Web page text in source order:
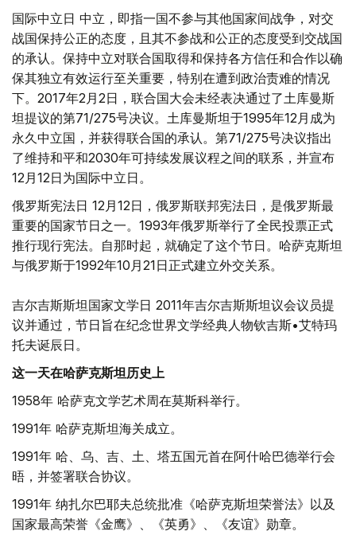
国际中立日 中立，即指一国不参与其他国家间战争，对交
战国保持公正的态度，且其不参战和公正的态度受到交战国
的承认。保持中立对联合国取得和保持各方信任和合作以确
保其独立有效运行至关重要，特别在遭到政治责难的情况
下。2017年2月2日，联合国大会未经表决通过了土库曼斯
坦提议的第71/275号决议。土库曼斯坦于1995年12月成为
永久中立国，并获得联合国的承认。第71/275号决议指出
了维持和平和2030年可持续发展议程之间的联系，并宣布
12月12日为国际中立日。
俄罗斯宪法日 12月12日，俄罗斯联邦宪法日，是俄罗斯最
重要的国家节日之一。1993年俄罗斯举行了全民投票正式
推行现行宪法。自那时起，就确定了这个节日。哈萨克斯坦
与俄罗斯于1992年10月21日正式建立外交关系。
吉尔吉斯斯坦国家文学日 2011年吉尔吉斯斯坦议会议员提
议并通过，节日旨在纪念世界文学经典人物钦吉斯•艾特玛
托夫诞辰日。
这一天在哈萨克斯坦历史上
1958年 哈萨克文学艺术周在莫斯科举行。
1991年 哈萨克斯坦海关成立。
1991年 哈、乌、吉、土、塔五国元首在阿什哈巴德举行会
晤，并签署联合协议。
1991年 纳扎尔巴耶夫总统批准《哈萨克斯坦荣誉法》以及
国家最高荣誉《金鹰》、《英勇》、《友谊》勋章。